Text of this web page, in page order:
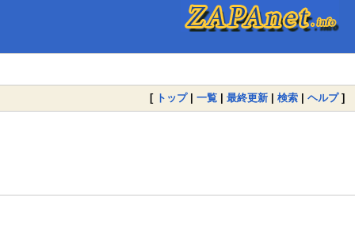
[ トップ| 一覧 | 最終更新 | 検索 | ヘルプ]